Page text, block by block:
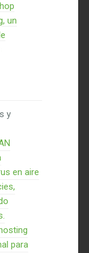
un
y
en aire
para